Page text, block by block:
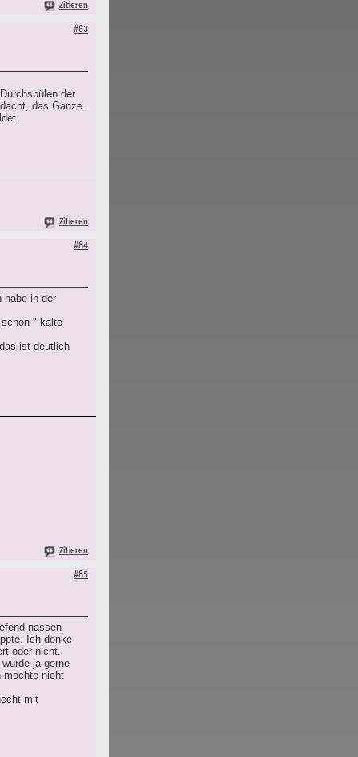
Zitieren
#83
der
das Ganze.
Zitieren
#84
habe in der
schon " kalte
ist deutlich
Zitieren
#85
nassen
Ich denke
oder nicht.
ja gerne
möchte nicht
mit